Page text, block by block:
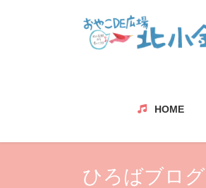
ッ
移
HOME
ひろばブログ